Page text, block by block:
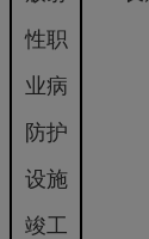
性职
业病
防护
设施
竣工